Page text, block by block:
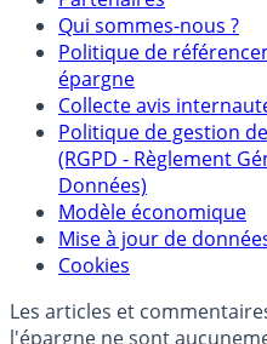
Mentions légales et
Partenaires
Qui sommes-nous ?
Politique de
épargne
Collecte avis
Politique de gestion
(RGPD - Règlement
Données)
Modèle économique
Cookies